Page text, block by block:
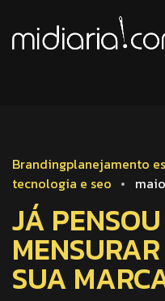
Brandingplanejamento
tecnologia e seo
JÁ
SUA